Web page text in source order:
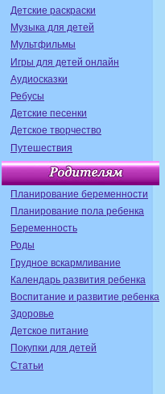
Детские раскраски
Музыка для детей
Мультфильмы
Игры для детей онлайн
Аудиосказки
Ребусы
Детские песенки
Детское творчество
Путешествия
Планирование беременности
Планирование пола ребенка
Беременность
Роды
Грудное вскармливание
Календарь развития ребенка
Воспитание и развитие ребенка
Здоровье
Детское питание
Покупки для детей
Статьи